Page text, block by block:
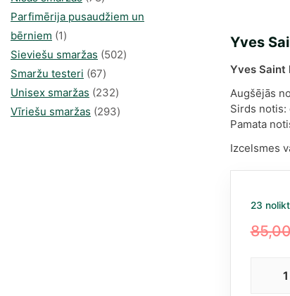
Yves
Yves Saint
Augšējās
Sirds notis:
Pamata
Izcelsmes
23
produkts
Parfimērija pusaudžiem un
bērniem 11
produkti
Sieviešu smaržas 502502
Smaržu testeri 6767
produkts
Unisex smaržas 232232
produkts
Vīriešu smaržas 293293